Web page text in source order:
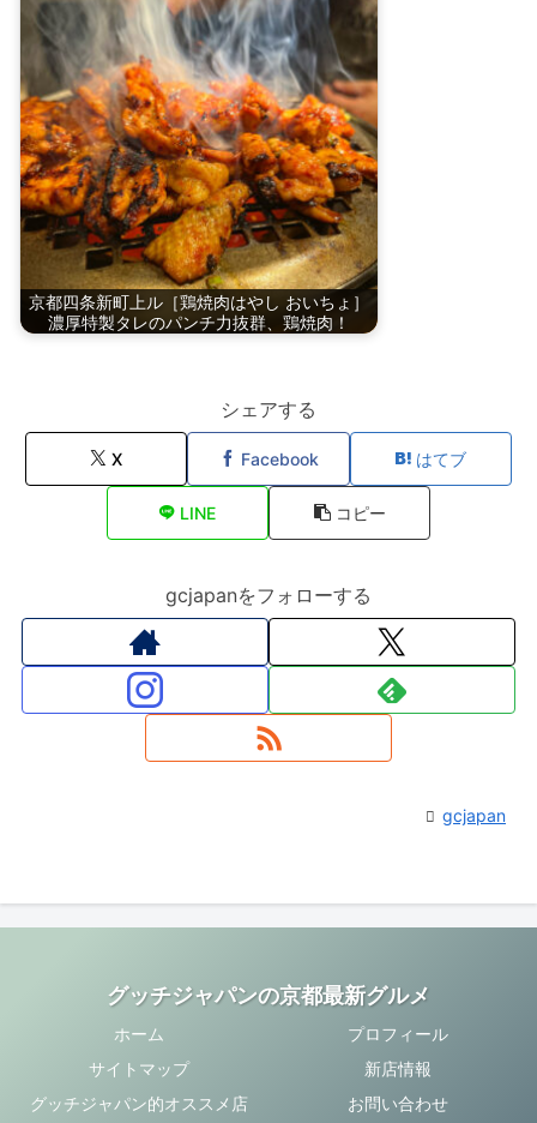
京都四条新町上ル［鶏焼肉はやし おいちょ］
濃厚特製タレのパンチ力抜群、鶏焼肉！
シェアする
X Facebook はてブ
LINE コピー
gcjapanをフォローする
gcjapan
グッチジャパンの京都最新グルメ
ホーム
プロフィール
サイトマップ
新店情報
グッチジャパン的オススメ店
お問い合わせ